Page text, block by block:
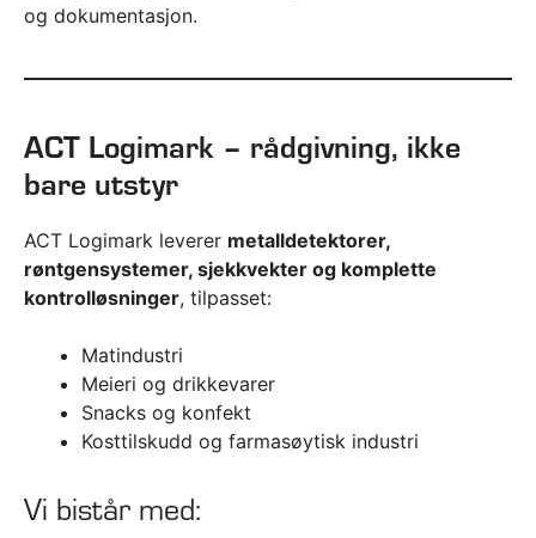
og dokumentasjon.
ACT Logimark – rådgivning, ikke
bare utstyr
ACT Logimark leverer metalldetektorer,
røntgensystemer, sjekkvekter og komplette
kontrolløsninger, tilpasset:
Matindustri
Meieri og drikkevarer
Snacks og konfekt
Kosttilskudd og farmasøytisk industri
Vi bistår med: